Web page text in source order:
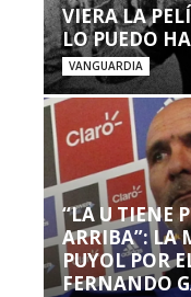
VIERA LA
LO PUEDO
VANGUARDIA
“LA U TIENE
ARRIBA”: LA
PUYOL POR
FERNANDO